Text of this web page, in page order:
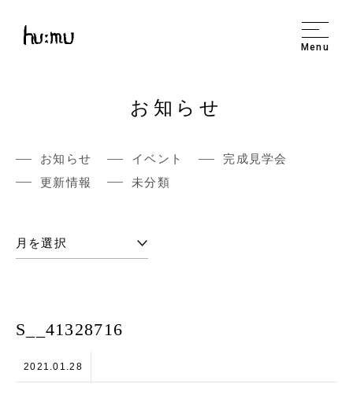
Menu
お知らせ
お知らせ イベント
完成見学会
更新情報
未分類
S__41328716
2021.01.28